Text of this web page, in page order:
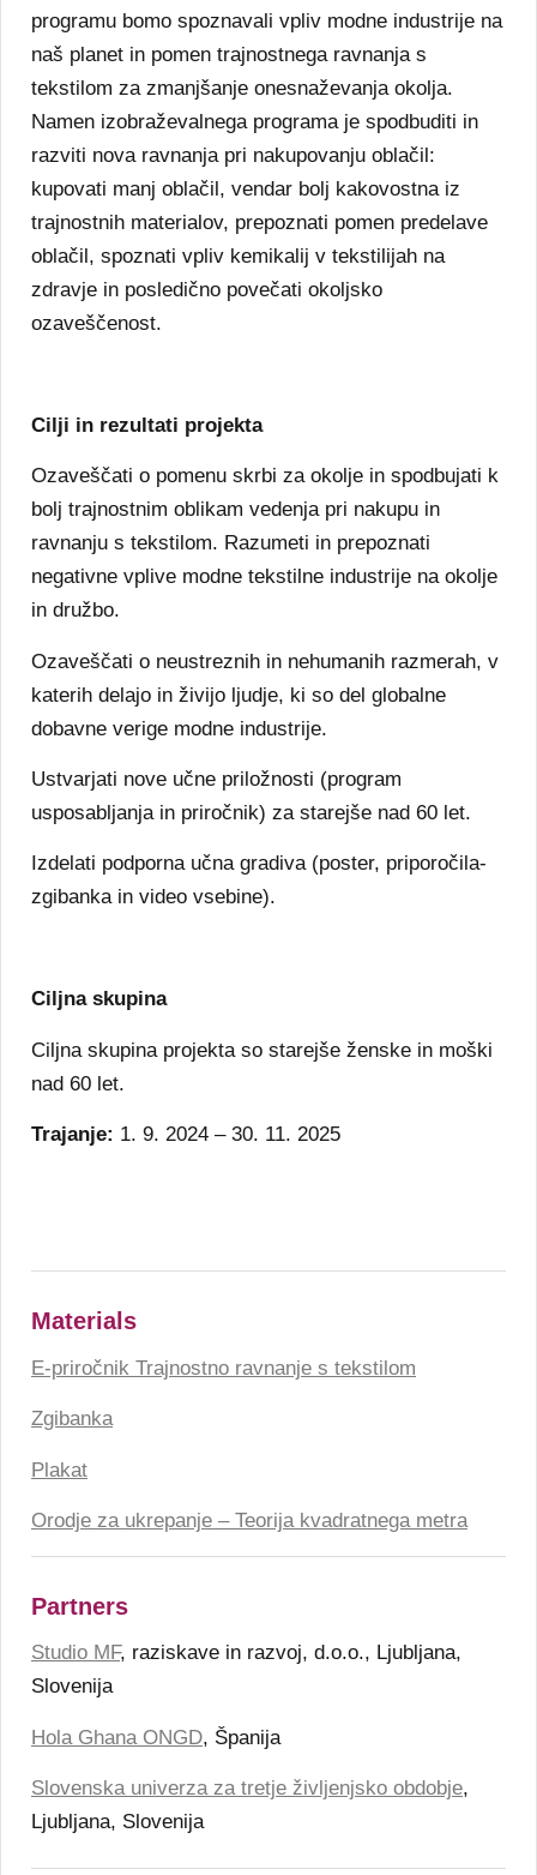
programu bomo spoznavali vpliv modne industrije na
naš planet in pomen trajnostnega ravnanja s
tekstilom za zmanjšanje onesnaževanja okolja.
Namen izobraževalnega programa je spodbuditi in
razviti nova ravnanja pri nakupovanju oblačil:
kupovati manj oblačil, vendar bolj kakovostna iz
trajnostnih materialov, prepoznati pomen predelave
oblačil, spoznati vpliv kemikalij v tekstilijah na
zdravje in posledično povečati okoljsko
ozaveščenost.
Cilji in rezultati projekta
Ozaveščati o pomenu skrbi za okolje in spodbujati k
bolj trajnostnim oblikam vedenja pri nakupu in
ravnanju s tekstilom. Razumeti in prepoznati
negativne vplive modne tekstilne industrije na okolje
in družbo.
Ozaveščati o neustreznih in nehumanih razmerah, v
katerih delajo in živijo ljudje, ki so del globalne
dobavne verige modne industrije.
Ustvarjati nove učne priložnosti (program
usposabljanja in priročnik) za starejše nad 60 let.
Izdelati podporna učna gradiva (poster, priporočila-
zgibanka in video vsebine).
Ciljna skupina
Ciljna skupina projekta so starejše ženske in moški
nad 60 let.
Trajanje: 1. 9. 2024 – 30. 11. 2025
Materials
E-priročnik Trajnostno ravnanje s tekstilom
Zgibanka
Plakat
Orodje za ukrepanje – Teorija kvadratnega metra
Partners
Studio MF, raziskave in razvoj, d.o.o., Ljubljana,
Slovenija
Hola Ghana ONGD, Španija
Slovenska univerza za tretje življenjsko obdobje,
Ljubljana, Slovenija